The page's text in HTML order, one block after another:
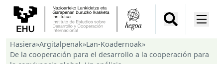
Hasiera»Argitalpenak»Lan-Koadernoak»
De la cooperación para el desarrollo a la cooperación para